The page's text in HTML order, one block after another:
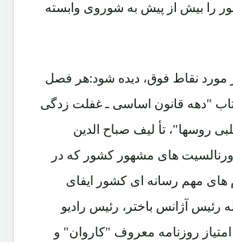
را بیش از پیش به شوروی وابسته
مورد نقاط فوق، دیده شود:هر فصل
"دهه قانون اساسی ـ غفلت زدگی
روسها"، تأ لیف صباح الدین
های مشهور کشور که در
های مهم رسانه ای کشور ایفای
رئیس آژانس باختر، رئیس رادیو
روزنامه معروف "کاروان" و